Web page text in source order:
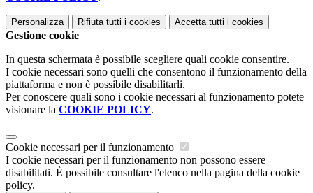
Personalizza Rifiuta tutti i cookies Accetta tutti i cookies
Gestione cookie
In questa schermata è possibile scegliere quali cookie consentire.
I cookie necessari sono quelli che consentono il funzionamento della
piattaforma e non è possibile disabilitarli.
Per conoscere quali sono i cookie necessari al funzionamento potete
visionare la COOKIE POLICY.
Cookie necessari per il funzionamento
I cookie necessari per il funzionamento non possono essere
disabilitati. È possibile consultare l'elenco nella pagina della cookie
policy.